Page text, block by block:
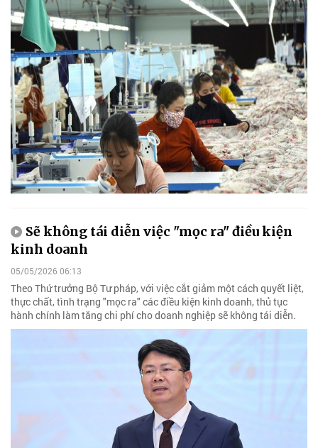
Sẽ không tái diễn việc "mọc ra" điều kiện
kinh doanh
05/05/2026 06:13
Theo Thứ trưởng Bộ Tư pháp, với việc cắt giảm một cách quyết liệt,
thực chất, tình trạng "mọc ra" các điều kiện kinh doanh, thủ tục
hành chính làm tăng chi phí cho doanh nghiệp sẽ không tái diễn.